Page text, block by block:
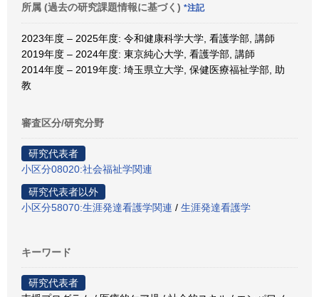
所属 (過去の研究課題情報に基づく) *注記
2023年度 – 2025年度: 令和健康科学大学, 看護学部, 講師
2019年度 – 2024年度: 東京純心大学, 看護学部, 講師
2014年度 – 2019年度: 埼玉県立大学, 保健医療福祉学部, 助
教
審査区分/研究分野
研究代表者
小区分08020:社会福祉学関連
研究代表者以外
小区分58070:生涯発達看護学関連 / 生涯発達看護学
キーワード
研究代表者